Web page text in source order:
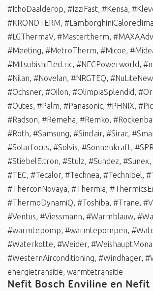
#IthoDaalderop, #IzziFast, #Kensa,
#KRONOTERM, #LamborghiniCaloreclima
#LGThermaV, #Mastertherm,
#Meeting, #MetroTherm, #Micoe,
#MitsubishiElectric, #NECPowerworld,
#Nilan, #Novelan, #NRGTEQ,
#Ochsner, #Oilon, #OlimpiaSplendid,
#Outes, #Palm, #Panasonic, #PHNIX,
#Radson, #Remeha, #Remko,
#Roth, #Samsung, #Sinclair, #Sirac,
#Solarfocus, #Solvis, #Sonnenkraft,
#StiebelEltron, #Stulz, #Sundez, #Sunex,
#TEC, #Tecalor, #Technea, #Technibel,
#TherconNovaya, #Thermia,
#ThermoDynamiQ, #Toshiba, #Trane,
#Ventus, #Viessmann, #Warmblauw,
#warmtepomp, #warmtepompen,
#Waterkotte, #Weider,
#WesternAirconditioning, #Windhager,
energietransitie, warmtetransitie
Nefit Bosch Enviline en Nefit